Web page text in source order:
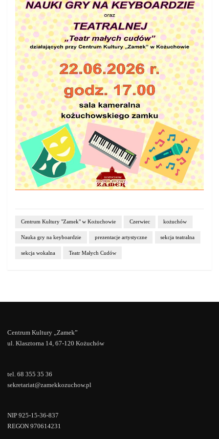
Centrum Kultury "Zamek" w Kożuchowie Czerwiec kożuchów
Nauka gry na keyboardzie prezentacje artystyczne sekcja teatralna
sekcja wokalna Teatr Małych Cudów
Centrum Kultury „Zamek”
ul. Klasztorna 14, 67-120 Kożuchów
tel. 68 355 35 36
sekretariat@zamekkozuchow.pl
NIP 925-15-36-837
REGON 970614231